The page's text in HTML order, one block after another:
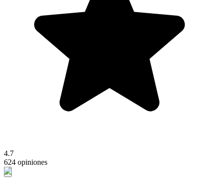
4.7
624 opiniones